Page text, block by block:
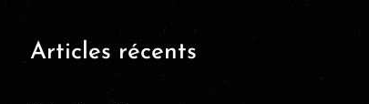
Articles récents